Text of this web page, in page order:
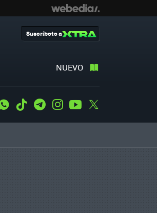
NUEVO
Suscríbete a
WhatsApp
Tiktok TelegramInstagramYoutube